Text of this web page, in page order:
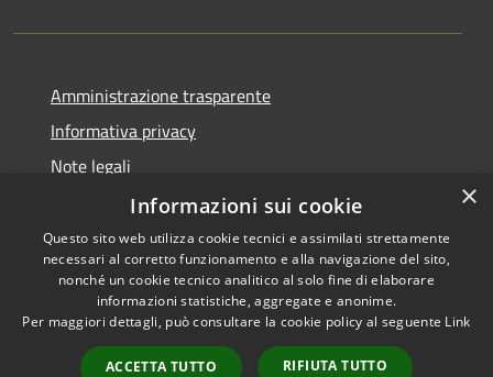
Amministrazione trasparente
Informativa privacy
Note legali
Dichiarazione di accessibilità
RSS
Accessibilità
Copyright © 2026 • Comune di
Villanova d'Ardenghi • Powered
byMunicipium Accesso
×
Informazioni sui cookie
Questo sito web utilizza cookie tecnici e assimilati strettamente
necessari al corretto funzionamento e alla navigazione del sito,
nonché un cookie tecnico analitico al solo fine di elaborare
informazioni statistiche, aggregate e anonime.
Per maggiori dettagli, può consultare la cookie policy al seguente Link
ACCETTA TUTTO RIFIUTA TUTTO